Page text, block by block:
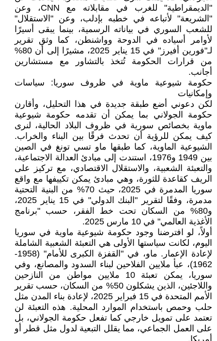
"الديمقراطية" للغرب في مقابلاته مع CNN، وعن
"الشريعة" لأتباعه في خطبه بإدلب، وعن "الاستقلال"
للشعب السوري في بياناته الرسمية، بينما يبقى أسيرًا
لأوامر أسياده في الدوحة وواشنطن، كما وثق تقرير
لـ"فورين أفيرز" في 15 يناير 2025، مشيرًا إلى أن 80%
من قرارات الحكومة تُتخذ بالتشاور مع مستشارين
أجانب.
حكومة شيوعية ماوية في ظروف سوريا: سياسات
وإمكانيات
لكن دعوني أضع طبقة جديدة في هذا التحليل، وأقارن
حكومة الجولاني بما يمكن أن تقدمه حكومة شيوعية
ماوية بخصائص سورية في ظروف البلاد الحالية، لنرى
كيف يمكن للرؤية أن تحدث فرقًا بين البناء والخراب.
الشيوعية الماوية، كما طبقها ماو تسي تونغ في الصين
بين 1949 و1976، استندت إلى مبادئ العدالة الاجتماعية،
والتعبئة الشعبية، والاستقلال الاقتصادي، مع تركيز على
الريف كقاعدة للثورة، وهي مبادئ يمكن تكييفها مع واقع
سوريا المدمرة في 2025، حيث 70% من البنية التحتية
مدمرة، وفقًا لتقرير "البنك الدولي" في 15 يناير 2025،
و80% من السكان تحت خط الفقر، حسب "برنامج
الأغذية العالمي" في 10 مارس 2025.
أولاً، لو افترضنا وجود حكومة شيوعية ماوية في سوريا
اليوم، لكانت سياستها الأولى هي التعبئة الشعبية الشاملة
لإعادة الإعمار. ماو، في "القفزة الكبرى للأمام" (1958-
1962)، عبأ ملايين الفلاحين لبناء السدود والمصانع، وفي
سوريا، يمكن تعبئة 10 ملايين مواطن من النازحين
واللاجئين، الذين يشكلون 50% من السكان، حسب تقرير
الأمم المتحدة في 15 فبراير 2025، لإعادة بناء المدن مثل
حلب وحمص باستخدام الموارد المحلية. هذه التعبئة لن
تعتمد على تمويل خارجي كما تفعل حكومة الجولاني، بل
على العمل الجماعي، مما يقلل التبعية لدول مثل قطر أو